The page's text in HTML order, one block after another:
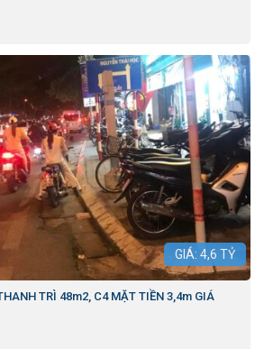
GIÁ: 4,6 TỶ
TRÌ 48m2, C4 MẶT TIỀN 3,4m GIÁ